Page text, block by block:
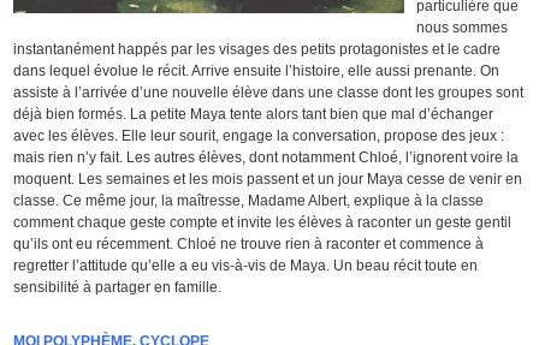
particulière que
nous sommes
instantanément happés par les visages des petits protagonistes et le cadre
dans lequel évolue le récit. Arrive ensuite l’histoire, elle aussi prenante. On
assiste à l’arrivée d’une nouvelle élève dans une classe dont les groupes sont
déjà bien formés. La petite Maya tente alors tant bien que mal d’échanger
avec les élèves. Elle leur sourit, engage la conversation, propose des jeux :
mais rien n’y fait. Les autres élèves, dont notamment Chloé, l’ignorent voire la
moquent. Les semaines et les mois passent et un jour Maya cesse de venir en
classe. Ce même jour, la maîtresse, Madame Albert, explique à la classe
comment chaque geste compte et invite les élèves à raconter un geste gentil
qu’ils ont eu récemment. Chloé ne trouve rien à raconter et commence à
regretter l’attitude qu’elle a eu vis-à-vis de Maya. Un beau récit toute en
sensibilité à partager en famille.